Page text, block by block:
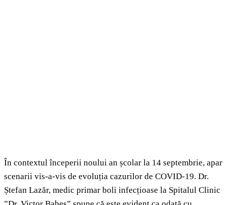
În contextul începerii noului an școlar la 14 septembrie, apar
scenarii vis-a-vis de evoluția cazurilor de COVID-19. Dr.
Ștefan Lazăr, medic primar boli infecțioase la Spitalul Clinic